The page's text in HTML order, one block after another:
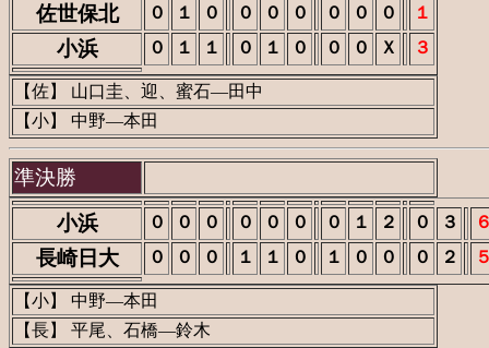
佐世保北 ０ １ ０ ０ ０ ０ ０ ０ ０ １
小浜 ０ １ １ ０ １ ０ ０ ０ Ｘ ３
【佐】 山口圭、迎、蜜石―田中
【小】 中野―本田
準決勝
小浜
０ ０ ０ ０ ０ ０ ０ １ ２ ０ ３
長崎日大 ０ ０ ０ １ １ ０ １ ０ ０ ０ ２
【小】 中野―本田
【長】 平尾、石橋―鈴木